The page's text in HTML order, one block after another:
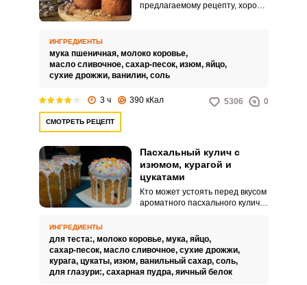
предлагаемому рецепту, хорошо
ИНГРЕДИЕНТЫ
мука пшеничная, молоко коровье,
масло сливочное, сахар-песок, изюм, яйцо,
сухие дрожжи, ванилин, соль
3 ч 390 кКал 5306 0
СМОТРЕТЬ РЕЦЕПТ
Пасхальный кулич с
изюмом, курагой и
цукатами
Кто может устоять перед вкусом
ароматного пасхального кулича
Приведенный ниже рецепт
подойдет хозяйкам, у которых
есть мультиварка. Кулич в
мультиварке готовится быстрее,
ИНГРЕДИЕНТЫ
для теста:, молоко коровье, мука, яйцо,
сахар-песок, масло сливочное, сухие дрожжи,
курага, цукаты, изюм, ванильный сахар, соль,
для глазури:, сахарная пудра, яичный белок